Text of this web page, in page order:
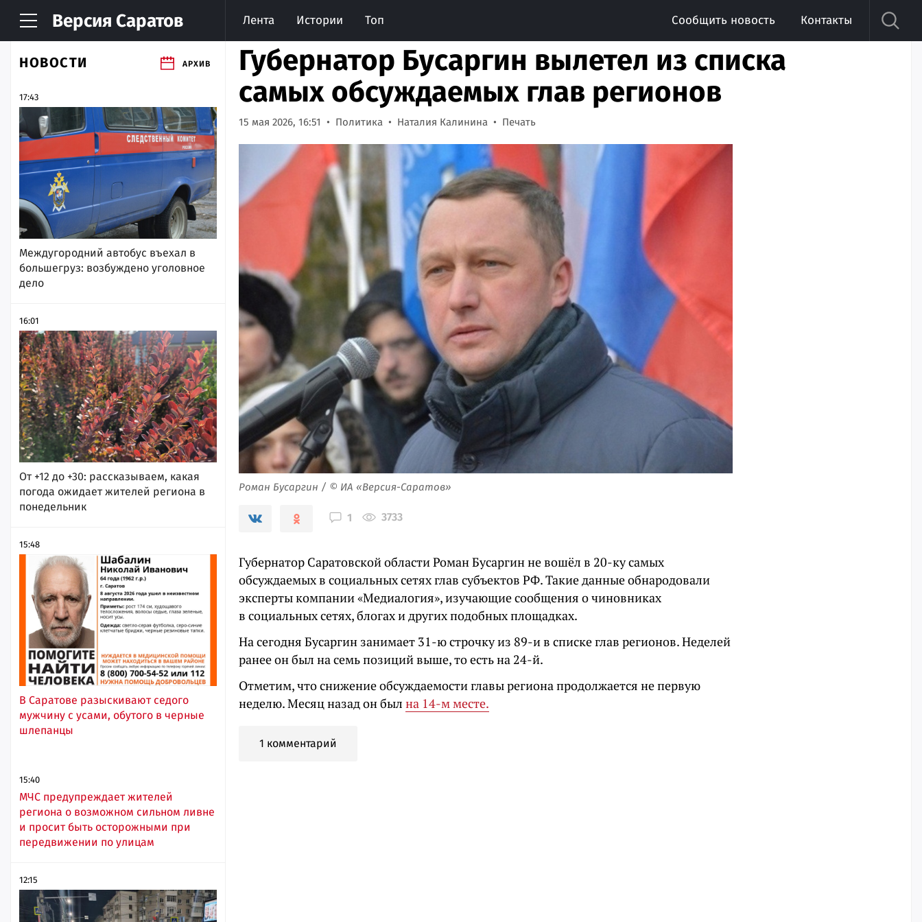
Версия Саратов Лента Истории Топ Сообщить новость Контакты
НОВОСТИ АРХИВ
17:43
Междугородний автобус въехал в
большегруз: возбуждено уголовное
дело
16:01
От +12 до +30: рассказываем, какая
погода ожидает жителей региона в
понедельник
15:48
В Саратове разыскивают седого
мужчину с усами, обутого в черные
шлепанцы
15:40
МЧС предупреждает жителей
региона о возможном сильном ливне
и просит быть осторожными при
передвижении по улицам
12:15
Губернатор Бусаргин вылетел из списка
самых обсуждаемых глав регионов
15 мая 2026, 16:51 Политика Наталия Калинина Печать
Роман Бусаргин / © ИА «Версия-Саратов»
1 3733
Губернатор Саратовской области Роман Бусаргин не вошёл в 20-ку самых
обсуждаемых в социальных сетях глав субъектов РФ. Такие данные обнародовали
эксперты компании «Медиалогия», изучающие сообщения о чиновниках
в социальных сетях, блогах и других подобных площадках.
На сегодня Бусаргин занимает 31-ю строчку из 89-и в списке глав регионов. Неделей
ранее он был на семь позиций выше, то есть на 24-й.
Отметим, что снижение обсуждаемости главы региона продолжается не первую
неделю. Месяц назад он был на 14-м месте.
1 комментарий